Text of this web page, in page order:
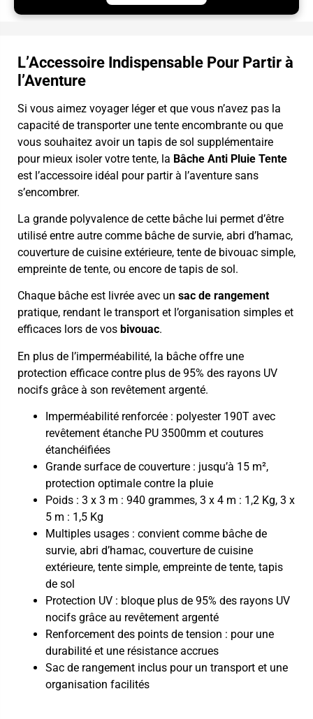
L’Accessoire Indispensable Pour Partir à
l’Aventure
Si vous aimez voyager léger et que vous n’avez pas la
capacité de transporter une tente encombrante ou que
vous souhaitez avoir un tapis de sol supplémentaire
pour mieux isoler votre tente, la Bâche Anti Pluie Tente
est l’accessoire idéal pour partir à l’aventure sans
s’encombrer.
La grande polyvalence de cette bâche lui permet d’être
utilisé entre autre comme bâche de survie, abri d’hamac,
couverture de cuisine extérieure, tente de bivouac simple,
empreinte de tente, ou encore de tapis de sol.
Chaque bâche est livrée avec un sac de rangement
pratique, rendant le transport et l’organisation simples et
efficaces lors de vos bivouac.
En plus de l’imperméabilité, la bâche offre une
protection efficace contre plus de 95% des rayons UV
nocifs grâce à son revêtement argenté.
Imperméabilité renforcée : polyester 190T avec
revêtement étanche PU 3500mm et coutures
étanchéifiées
Grande surface de couverture : jusqu’à 15 m²,
protection optimale contre la pluie
Poids : 3 x 3 m : 940 grammes, 3 x 4 m : 1,2 Kg, 3 x
5 m : 1,5 Kg
Multiples usages : convient comme bâche de
survie, abri d’hamac, couverture de cuisine
extérieure, tente simple, empreinte de tente, tapis
de sol
Protection UV : bloque plus de 95% des rayons UV
nocifs grâce au revêtement argenté
Renforcement des points de tension : pour une
durabilité et une résistance accrues
Sac de rangement inclus pour un transport et une
organisation facilités